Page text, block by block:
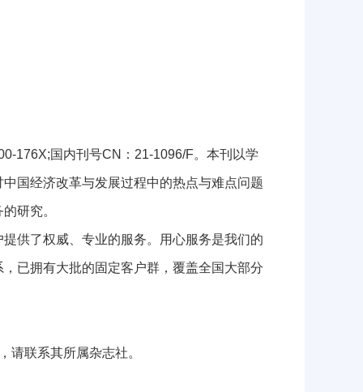
176X;国内刊号CN：21-1096/F。本刊以学
国经济改革与发展过程中的热点与难点问题
研究。
供了权威、专业的服务。用心服务是我们的
已拥有大批的固定客户群，覆盖全国大部分
联系其所属杂志社。